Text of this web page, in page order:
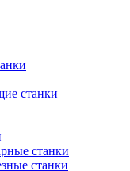
станки
станки
станки